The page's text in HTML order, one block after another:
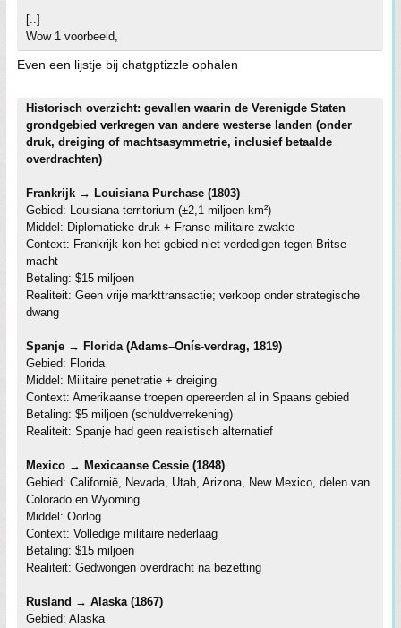
[..]
Wow 1 voorbeeld,
Even een lijstje bij chatgptizzle ophalen
Historisch overzicht: gevallen waarin de Verenigde Staten
grondgebied verkregen van andere westerse landen (onder
druk, dreiging of machtsasymmetrie, inclusief betaalde
overdrachten)
Frankrijk → Louisiana Purchase (1803)
Gebied: Louisiana-territorium (±2,1 miljoen km²)
Middel: Diplomatieke druk + Franse militaire zwakte
Context: Frankrijk kon het gebied niet verdedigen tegen Britse
macht
Betaling: $15 miljoen
Realiteit: Geen vrije markttransactie; verkoop onder strategische
dwang
Spanje → Florida (Adams–Onís-verdrag, 1819)
Gebied: Florida
Middel: Militaire penetratie + dreiging
Context: Amerikaanse troepen opereerden al in Spaans gebied
Betaling: $5 miljoen (schuldverrekening)
Realiteit: Spanje had geen realistisch alternatief
Mexico → Mexicaanse Cessie (1848)
Gebied: Californië, Nevada, Utah, Arizona, New Mexico, delen van
Colorado en Wyoming
Middel: Oorlog
Context: Volledige militaire nederlaag
Betaling: $15 miljoen
Realiteit: Gedwongen overdracht na bezetting
Rusland → Alaska (1867)
Gebied: Alaska